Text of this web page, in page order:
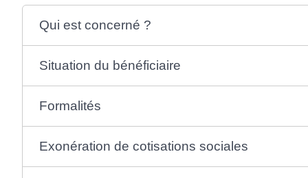
Qui est concerné ?
Situation du bénéficiaire
Formalités
Exonération de cotisations sociales